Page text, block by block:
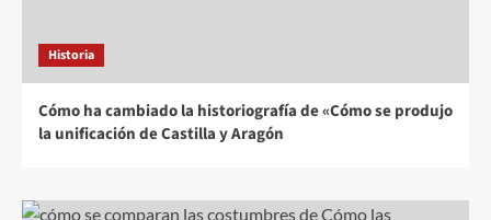
Historia
Cómo ha cambiado la historiografía de «Cómo se produjo
la unificación de Castilla y Aragón